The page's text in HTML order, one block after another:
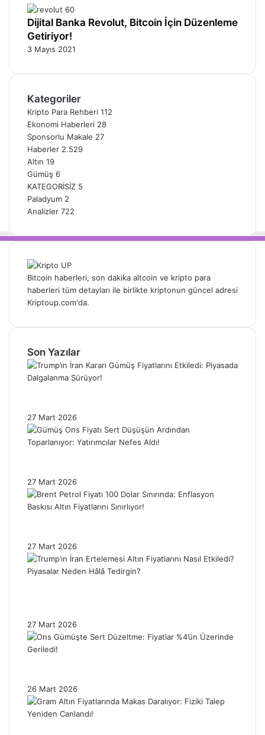
Dijital Banka Revolut, Bitcoin İçin Düzenleme
Getiriyor!
3 Mayıs 2021
Kategoriler
Kripto Para Rehberi 112
Ekonomi Haberleri 28
Sponsorlu Makale 27
Haberler 2.529
Altın 19
Gümüş 6
KATEGORİSİZ 5
Paladyum 2
Analizler 722
Bitcoin haberleri, son dakika altcoin ve kripto para
haberleri tüm detayları ile birlikte kriptonun güncel adresi
Kriptoup.com'da.
Son Yazılar
27 Mart 2026
27 Mart 2026
27 Mart 2026
27 Mart 2026
26 Mart 2026